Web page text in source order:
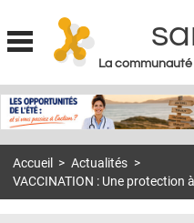
Jump
La
MON COMPTE
S'ABONNER À LA REVUE SOIN À
Accueil > Actualités >
VACCINATION : Une protection